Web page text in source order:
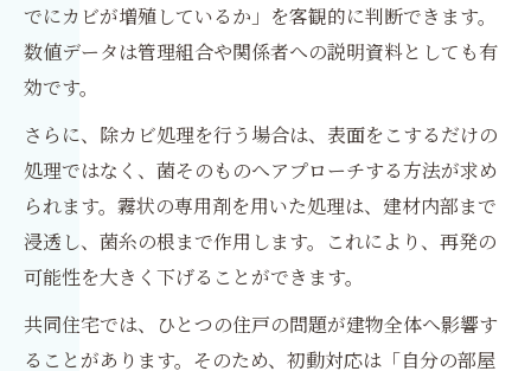
でにカビが増殖しているか」を客観的に判断できます。
数値データは管理組合や関係者への説明資料としても有
効です。
さらに、除カビ処理を行う場合は、表面をこするだけの
処理ではなく、菌そのものへアプローチする方法が求め
られます。霧状の専用剤を用いた処理は、建材内部まで
浸透し、菌糸の根まで作用します。これにより、再発の
可能性を大きく下げることができます。
共同住宅では、ひとつの住戸の問題が建物全体へ影響す
ることがあります。そのため、初動対応は「自分の部屋